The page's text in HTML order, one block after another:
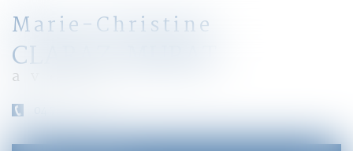
Marie-Christine
CLARAZ-MURAT
avocat